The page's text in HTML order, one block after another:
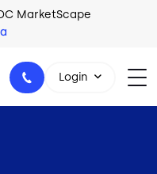
MarketScape
Login